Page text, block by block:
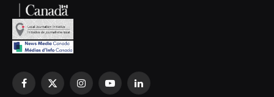
Facebook
X
InstagramYouTubeLinkedIn